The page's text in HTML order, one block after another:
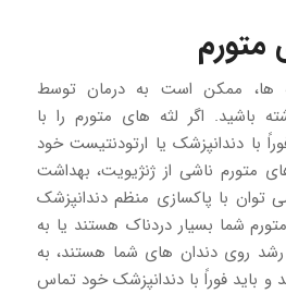
متورم
ها، ممکن است به درمان توسط
باشید. اگر لثه های متورم را با
با دندانپزشک یا ارتودنتیست خود
متورم ناشی از ژنژیویت، بهداشت
توان با پاکسازی منظم دندانپزشک
شما بسیار دردناک هستند یا به
روی دندان های شما هستند، به
و باید فوراً با دندانپزشک خود تماس